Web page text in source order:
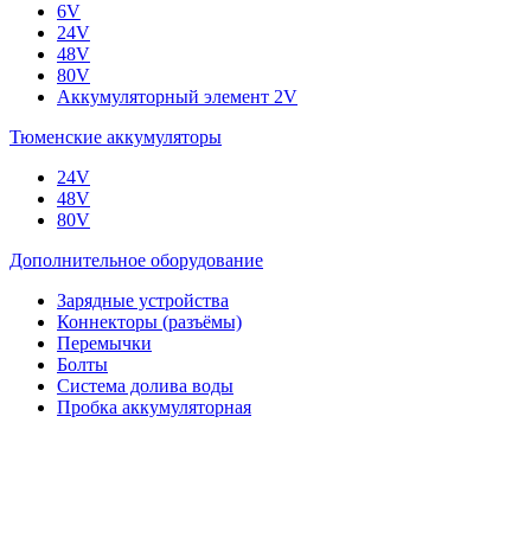
6V
24V
48V
80V
Аккумуляторный элемент 2V
Тюменские аккумуляторы
24V
48V
80V
Дополнительное оборудование
Зарядные устройства
Коннекторы (разъёмы)
Перемычки
Болты
Система долива воды
Пробка аккумуляторная